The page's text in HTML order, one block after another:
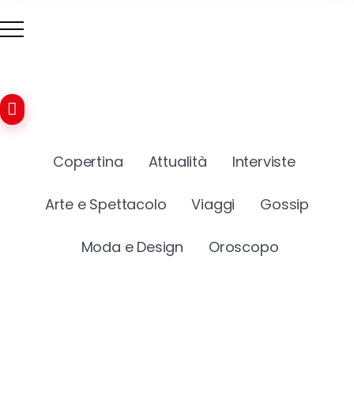
Copertina Attualità Interviste
Arte e Spettacolo Viaggi Gossip
Moda e Design Oroscopo